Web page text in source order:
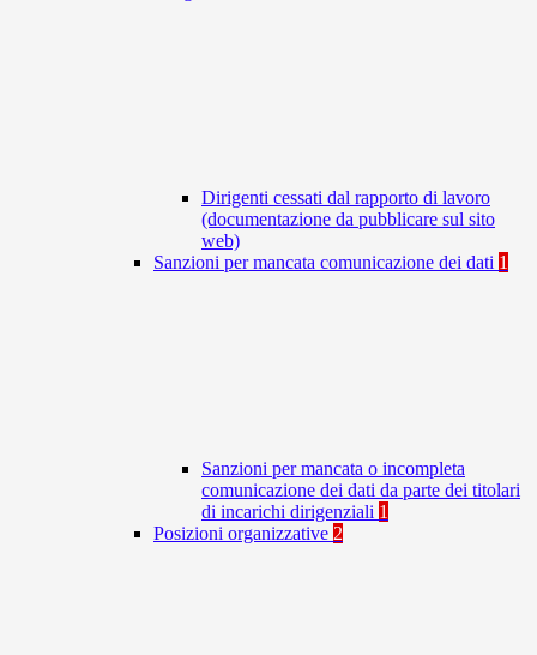
Dirigenti cessati dal rapporto di lavoro
(documentazione da pubblicare sul sito
web)
Sanzioni per mancata comunicazione dei dati 1
Sanzioni per mancata o incompleta
comunicazione dei dati da parte dei titolari
di incarichi dirigenziali 1
Posizioni organizzative 2